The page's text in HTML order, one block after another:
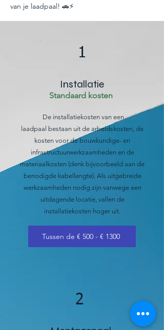
van je laadpaal! 🚗⚡
1
Installatie
Standaard kosten
De installatiekosten van een
laadpaal bestaan uit de arbeidskosten, de
kosten voor de bouwkundige- en
infrastructuurwerkzaamheden en de
materiaalkosten (denk bijvoorbeeld aan de
benodigde kabellengte). Als uitgebreide
werkzaamheden nodig zijn vanwege een
uitdagende locatie, vallen de
installatiekosten hoger uit.
Tussen de € 500 - € 1300
2